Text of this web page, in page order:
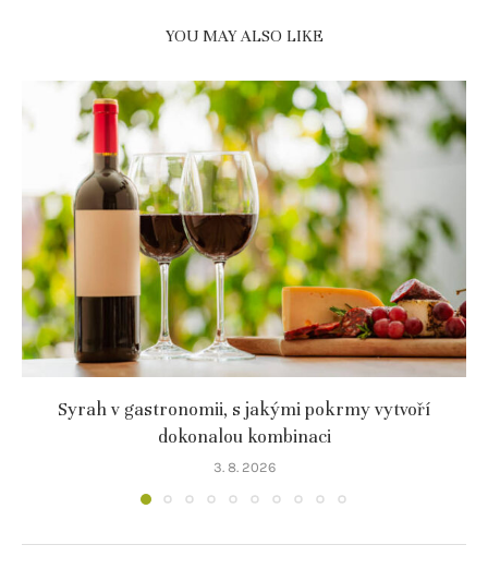
YOU MAY ALSO LIKE
Syrah v gastronomii, s jakými pokrmy vytvoří
dokonalou kombinaci
3. 8. 2026